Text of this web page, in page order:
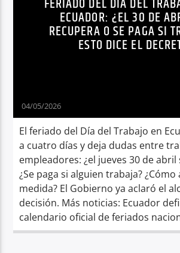
ECUADOR: ¿EL 30 DE
RECUPERA O SE PAGA SI
ESTO DICE EL
04/05/2026
El feriado del Día del Trabajo en
a cuatro días y deja dudas entre
empleadores: ¿el jueves 30 de abril
¿Se paga si alguien trabaja? ¿Cómo
medida? El Gobierno ya aclaró el
decisión. Más noticias: Ecuador
calendario oficial de feriados